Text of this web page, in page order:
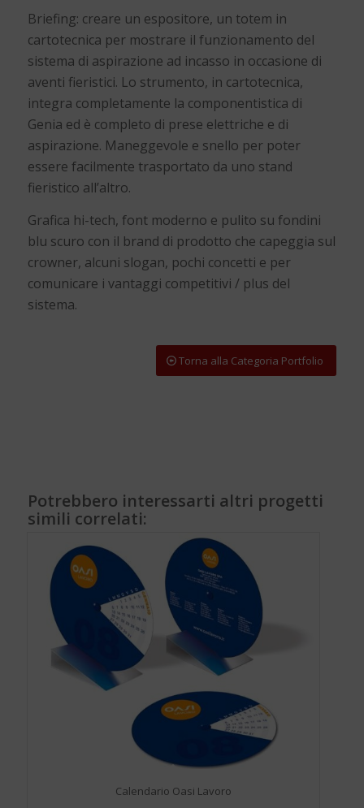
Briefing: creare un espositore, un totem in
cartotecnica per mostrare il funzionamento del
sistema di aspirazione ad incasso in occasione di
aventi fieristici. Lo strumento, in cartotecnica,
integra completamente la componentistica di
Genia ed è completo di prese elettriche e di
aspirazione. Maneggevole e snello per poter
essere facilmente trasportato da uno stand
fieristico all’altro.
Grafica hi-tech, font moderno e pulito su fondini
blu scuro con il brand di prodotto che capeggia sul
crowner, alcuni slogan, pochi concetti e per
comunicare i vantaggi competitivi / plus del
sistema.
Torna alla Categoria Portfolio
Potrebbero interessarti altri progetti
simili correlati:
Calendario Oasi Lavoro